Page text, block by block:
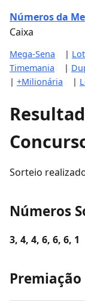
Números da
Caixa
Mega-Sena |
Timemania
|
| +Milionária |
Sorteio
Números
3, 4, 4, 6, 6, 6, 1
Premiação